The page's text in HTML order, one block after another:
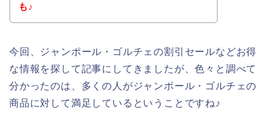
も♪
今回、ジャンポール・ゴルチェの割引セールなどお得
な情報を探して記事にしてきましたが、色々と調べて
分かったのは、多くの人がジャンポール・ゴルチェの
商品に対して満足しているということですね♪